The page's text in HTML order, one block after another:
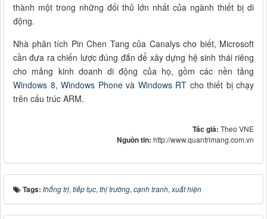
thành một trong những đối thủ lớn nhất của ngành thiết bị di
động.
Nhà phân tích Pin Chen Tang của Canalys cho biết, Microsoft
cần đưa ra chiến lược đúng đắn để xây dựng hệ sinh thái riêng
cho mảng kinh doanh di động của họ, gồm các nền tảng
Windows 8, Windows Phonevà Windows RT cho thiết bị chạy
trên cấu trúc ARM.
Tác giả: Theo VNE
Nguồn tin: http://www.quantrimang.com.vn
Tags: thống trị, tiếp tục, thị trường, cạnh tranh, xuất hiện